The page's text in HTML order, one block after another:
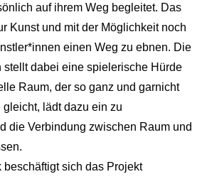
auf ihrem Weg begleitet. Das
Kunst und mit der Möglichkeit noch
einen Weg zu ebnen. Die
stellt dabei eine spielerische Hürde
Raum, der so ganz und garnicht
lädt dazu ein zu
die Verbindung zwischen Raum und
beschäftigt sich das Projekt